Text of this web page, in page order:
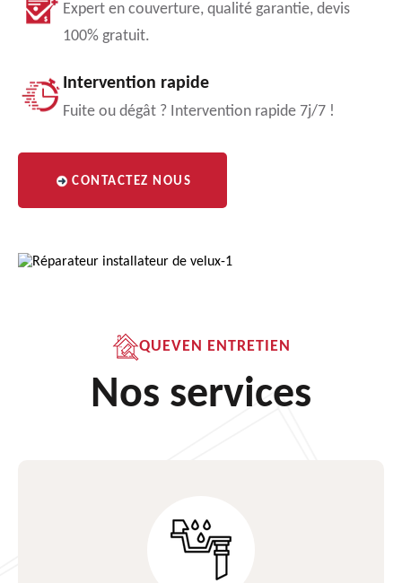
Expert en couverture, qualité garantie, devis
100% gratuit.
Intervention rapide
Fuite ou dégât ? Intervention rapide 7j/7 !
CONTACTEZ NOUS
QUEVEN ENTRETIEN
Nos services